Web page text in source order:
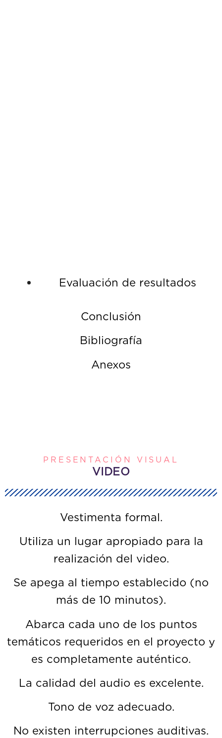
Evaluación de resultados
Conclusión
Bibliografía
Anexos
PRESENTACIÓN VISUAL
VIDEO
Vestimenta formal.
Utiliza un lugar apropiado para la
realización del video.
Se apega al tiempo establecido (no
más de 10 minutos).
Abarca cada uno de los puntos
temáticos requeridos en el proyecto y
es completamente auténtico.
La calidad del audio es excelente.
Tono de voz adecuado.
No existen interrupciones auditivas.